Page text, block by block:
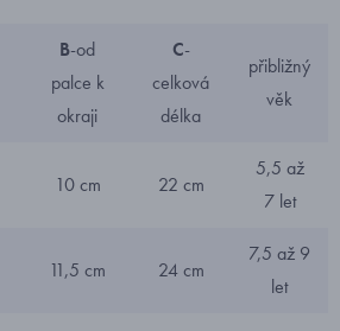
B-od
palce k
okraji
C-
celková
délka
přibližný
věk
10 cm 22 cm
5,5 až
7 let
11,5 cm 24 cm
7,5 až 9
let